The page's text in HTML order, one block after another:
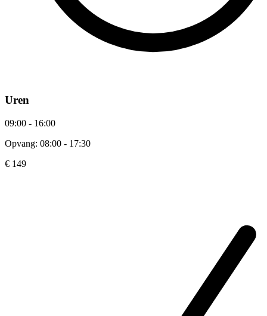
Uren
09:00 - 16:00
Opvang: 08:00 - 17:30
€ 149